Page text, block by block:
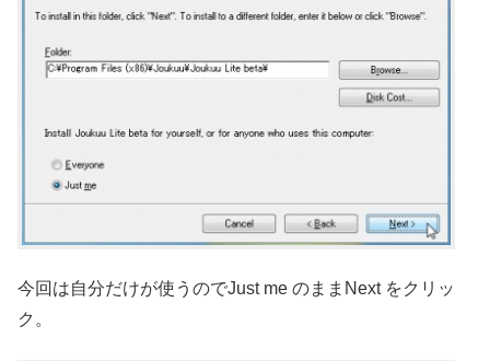
今回は自分だけが使うのでJust me のままNext をクリッ
ク。